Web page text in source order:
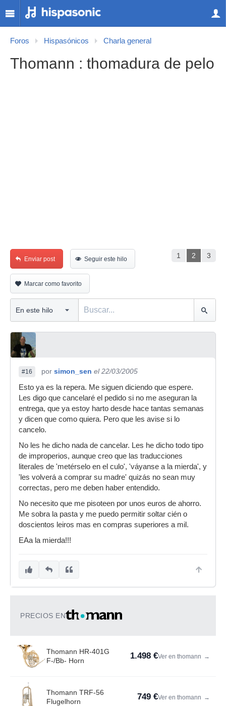
Foros Hispasónicos Charla general
Thomann : thomadura de pelo
1 2 3
Enviar post Seguir este hilo
Marcar como favorito
#16 por simon_sen el 22/03/2005
Esto ya es la repera. Me siguen diciendo que espere.
Les digo que cancelaré el pedido si no me aseguran la
entrega, que ya estoy harto desde hace tantas semanas
y dicen que como quiera. Pero que les avise si lo
cancelo.
No les he dicho nada de cancelar. Les he dicho todo tipo
de improperios, aunque creo que las traducciones
literales de 'metérselo en el culo', 'váyanse a la mierda', y
'les volverá a comprar su madre' quizás no sean muy
correctas, pero me deben haber entendido.
No necesito que me pisoteen por unos euros de ahorro.
Me sobra la pasta y me puedo permitir soltar cién o
doscientos leiros mas en compras superiores a mil.
EAa la mierda!!!
PRECIOS EN
Thomann HR-401G
F-/Bb- Horn
1.498 €Ver en thomann →
Thomann TRF-56
Flugelhorn
749 €Ver en thomann →